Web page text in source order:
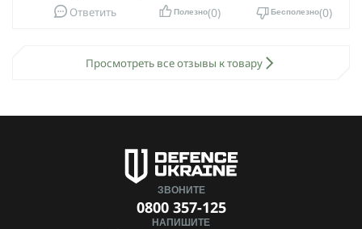
Ответить Полезно 0 Бесполезно 0
Просмотреть все отзывы к товару
ЗВОНИТЕ
0800 357-125
НАПИШИТЕ